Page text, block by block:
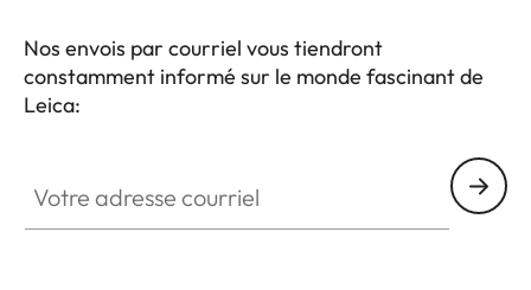
Nos envois par courriel vous tiendront
constamment informé sur le monde fascinant de
Leica: